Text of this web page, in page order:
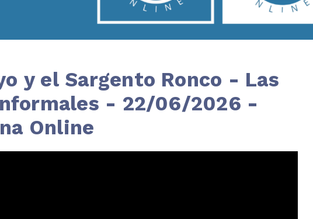
y el Sargento Ronco - Las
- 22/06/2026 -
Online